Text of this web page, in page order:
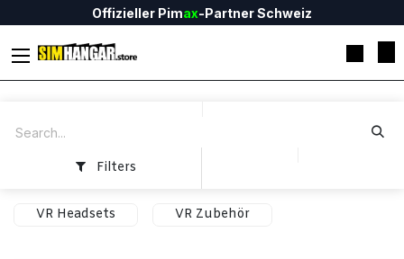
Skip to ContentOffizieller Pimax-Partner Schweiz
Filters
VR Headsets VR Zubehör